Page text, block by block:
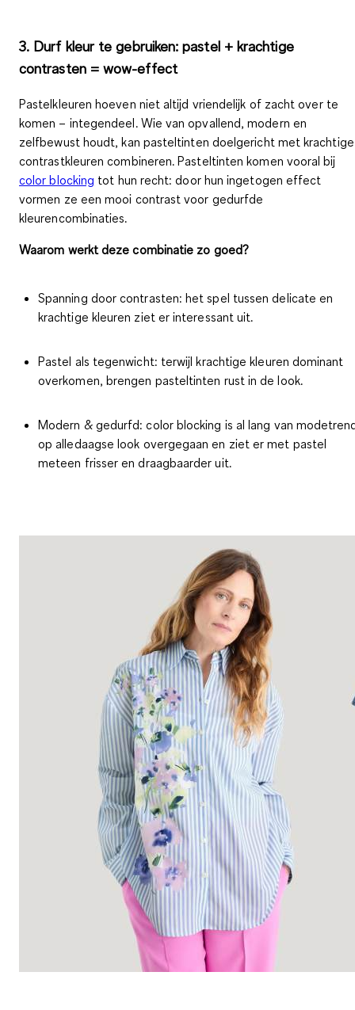
3. Durf kleur te gebruiken: pastel + krachtige
contrasten = wow-effect
Pastelkleuren hoeven niet altijd vriendelijk of zacht over te
komen – integendeel. Wie vanopvallend, modern en
zelfbewusthoudt, kan pasteltinten doelgericht met krachtige
contrastkleuren combineren. Pasteltinten komen vooral bij
color blocking tot hun recht: door hun ingetogen effect
vormen ze een mooi contrast voor gedurfde
kleurencombinaties.
Waarom werkt deze combinatie zo goed?
Spanning door contrasten:het spel tussen delicate en
krachtige kleuren ziet er interessant uit.
Pastel als tegenwicht: terwijl krachtige kleuren dominant
overkomen, brengen pasteltinten rust in de look.
Modern & gedurfd:color blocking is al lang van
op alledaagse look overgegaan en ziet er met pastel
meteen frisser en draagbaarder uit.